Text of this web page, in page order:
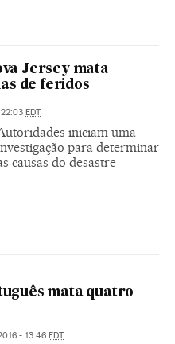
Jersey mata
de feridos
22:03 EDT
iniciam uma
para determinar
causas do desastre
mata quatro
- 13:46 EDT